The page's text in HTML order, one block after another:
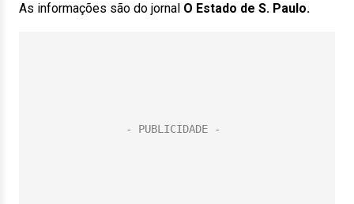
As informações são do jornal O Estado de S. Paulo.